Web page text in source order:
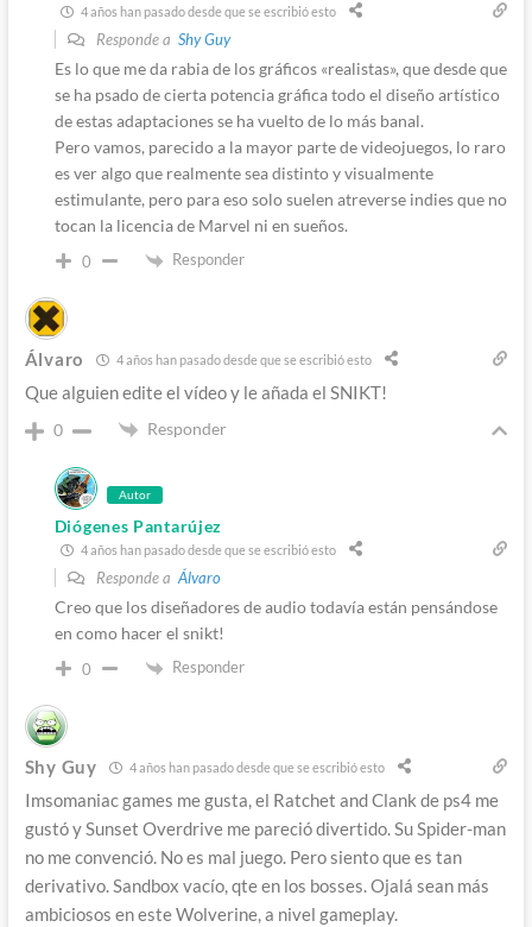
4 años han pasado desde que se escribió esto
Responde a Shy Guy
Es lo que me da rabia de los gráficos «realistas», que desde que
se ha psado de cierta potencia gráfica todo el diseño artístico
de estas adaptaciones se ha vuelto de lo más banal.
Pero vamos, parecido a la mayor parte de videojuegos, lo raro
es ver algo que realmente sea distinto y visualmente
estimulante, pero para eso solo suelen atreverse indies que no
tocan la licencia de Marvel ni en sueños.
0 Responder
Álvaro 4 años han pasado desde que se escribió esto
Que alguien edite el vídeo y le añada el SNIKT!
0 Responder
Autor
Diógenes Pantarújez
4 años han pasado desde que se escribió esto
Responde aÁlvaro
Creo que los diseñadores de audio todavía están pensándose
en como hacer el snikt!
0 Responder
Shy Guy 4 años han pasado desde que se escribió esto
Imsomaniac games me gusta, el Ratchet and Clank de ps4 me
gustó y Sunset Overdrive me pareció divertido. Su Spider-man
no me convenció. No es mal juego. Pero siento que es tan
derivativo. Sandbox vacío, qte en los bosses. Ojalá sean más
ambiciosos en este Wolverine, a nivel gameplay.